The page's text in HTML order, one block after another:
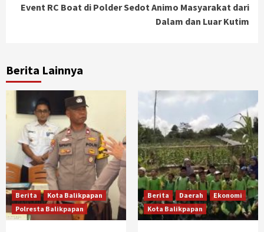
Event RC Boat di Polder Sedot Animo Masyarakat dari
Dalam dan Luar Kutim
Berita Lainnya
Berita
Kota Balikpapan
Polresta Balikpapan
Berita Daerah
Ekonomi
Kota Balikpapan